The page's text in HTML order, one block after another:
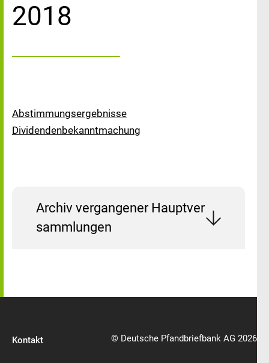
2018
Abstimmungsergebnisse
Dividendenbekanntmachung
Archiv vergangener Hauptver
sammlungen
Kontakt © Deutsche Pfandbriefbank AG 2026